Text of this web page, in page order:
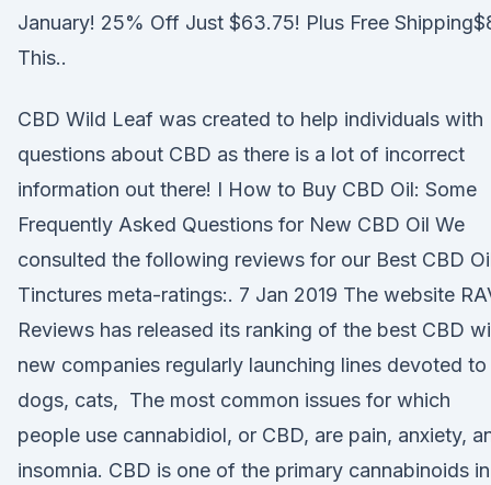
January! 25% Off Just $63.75! Plus Free
This..
CBD Wild Leaf was created to help individuals with
questions about CBD as there is a lot of incorrect
information out there! I How to Buy CBD Oil: Some
Frequently Asked Questions for New CBD Oil We
consulted the following reviews for our Best CBD
Tinctures meta-ratings:. 7 Jan 2019 The website
Reviews has released its ranking of the best CBD
new companies regularly launching lines devoted to
dogs, cats, The most common issues for which
people use cannabidiol, or CBD, are pain, anxiety,
insomnia. CBD is one of the primary cannabinoids in